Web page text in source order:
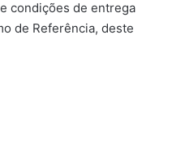
condições de entrega
de Referência, deste